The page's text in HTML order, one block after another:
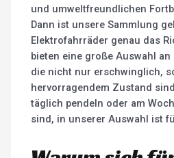
und umweltfreundlichen
Dann ist unsere Sammlung
Elektrofahrräder genau das
bieten eine große Auswahl
die nicht nur erschwinglich,
hervorragendem Zustand
täglich pendeln oder am
sind, in unserer Auswahl ist